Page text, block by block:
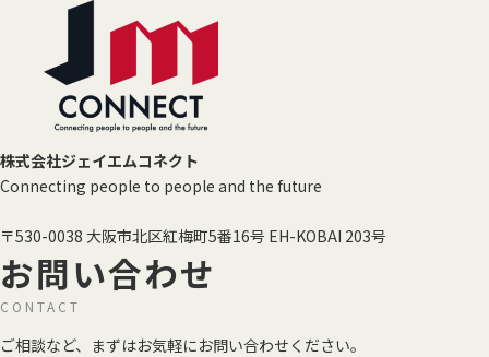
株式会社ジェイエムコネクト
Connecting people to people and the future
〒530-0038 大阪市北区紅梅町5番16号 EH-KOBAI 203号
お問い合わせ
CONTACT
ご相談など、まずはお気軽にお問い合わせください。